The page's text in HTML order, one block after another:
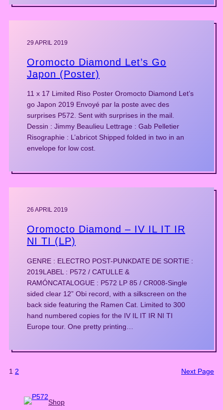
29 APRIL 2019
Oromocto Diamond Let’s Go
Japon (Poster)
11 x 17 Limited Riso Poster Oromocto Diamond Let’s
go Japon 2019 Envoyé par la poste avec des
surprises P572. Sent with surprises in the mail.
Dessin : Jimmy Beaulieu Lettrage : Gab Pelletier
Risographie : L’abricot Shipped folded in two in an
envelope for low cost.
26 APRIL 2019
Oromocto Diamond – IV IL IT IR
NI TI (LP)
GENRE : ELECTRO POST-PUNKDATE DE SORTIE :
2019LABEL : P572 / CATULLE &
RAMÓNCATALOGUE : P572 LP 85 / CR008-Single
sided clear 12” Obi record, with a silkscreen on the
back side featuring the Ramen Cat. Limited to 300
hand numbered copies for the IV IL IT IR NI TI
Europe tour. One pretty printing…
1 2 Next Page
Shop